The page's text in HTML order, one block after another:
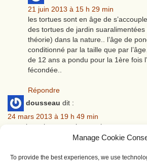
Manage Cookie
To provide the best experiences, we use
21 juin 2013 à 15 h 29 min
les tortues sont en âge de
des tortues de jardin
théorie) dans la nature.. l’âge de
conditionné par la taille que par
de 12 ans a pondu pour la 1ère fois
fécondée..
Répondre
dousseau dit :
24 mars 2013 à 19 h 49 min
a quel age la tortue s’accouple
Bruno G dit :